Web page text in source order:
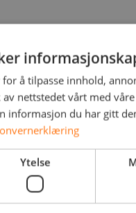
en
analyse som
fora,
knyttet til
å tilpasse innhold,
nettstedet vårt med
informasjon du har gitt
Ytelse